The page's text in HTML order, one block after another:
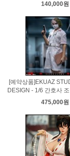
140,000원
[예약상품]EKUAZ
DESIGN - 1/6 간호사
475,000원